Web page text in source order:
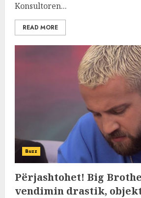
Konsultoren...
READ MORE
Buzz
Përjashtohet! Big
vendimin drastik,